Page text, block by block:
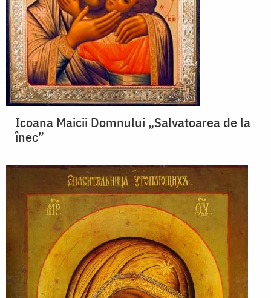
Icoana Maicii Domnului „Salvatoarea de la
înec”